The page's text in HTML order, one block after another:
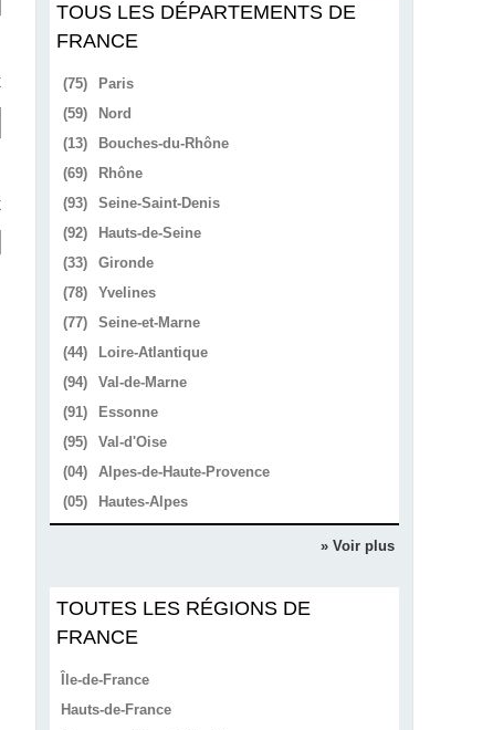
TOUS LES DÉPARTEMENTS DE
FRANCE
(75)
Paris
(59)
Nord
(13)
Bouches-du-Rhône
(69)
Rhône
(93)
Seine-Saint-Denis
(92)
Hauts-de-Seine
(33)
Gironde
(78)
Yvelines
(77)
Seine-et-Marne
(44)
Loire-Atlantique
(94)
Val-de-Marne
(91)
Essonne
(95)
Val-d'Oise
(04)
Alpes-de-Haute-Provence
(05)
Hautes-Alpes
» Voir plus
TOUTES LES RÉGIONS DE
FRANCE
Île-de-France
Hauts-de-France